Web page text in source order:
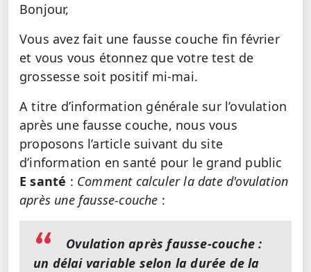
Bonjour,
Vous avez fait une fausse couche fin février
et vous vous étonnez que votre test de
grossesse soit positif mi-mai.
A titre d’information générale sur l’ovulation
après une fausse couche, nous vous
proposons l’article suivant du site
d’information en santé pour le grand public
E santé : Comment calculer la date d'ovulation
après une fausse-couche :
Ovulation après fausse-couche :
un délai variable selon la durée de la